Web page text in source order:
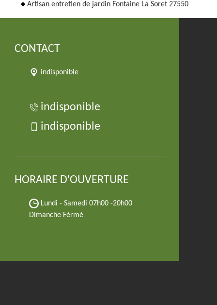
Artisan entretien de jardin Fontaine La Soret 27550
CONTACT
indisponible
indisponible
indisponible
HORAIRE D'OUVERTURE
Lundi - Samedi 07h00 -20h00
Dimanche Férmé